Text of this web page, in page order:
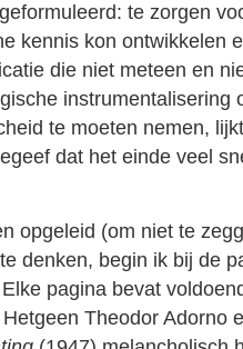
te zorgen
kennis kon ontwikkelen
die niet meteen en
instrumentalisering
te moeten nemen,
dat het einde veel
opgeleid (om niet te
denken, begin ik bij de
pagina bevat
Theodor Adorno